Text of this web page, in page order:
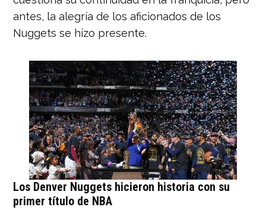
antes, la alegría de los aficionados de los
Nuggets se hizo presente.
Los Denver Nuggets hicieron historia con su
primer título de NBA